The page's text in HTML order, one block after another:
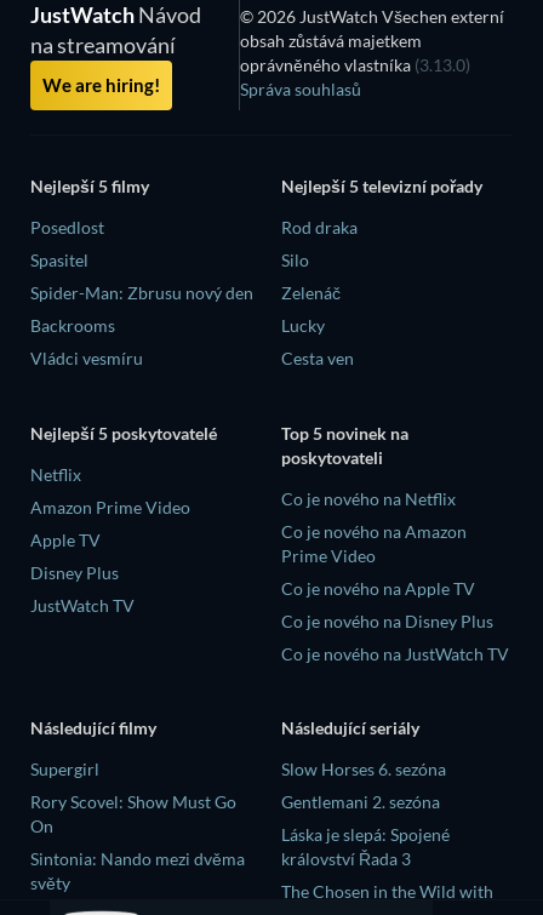
JustWatchNávod
na streamování
We are hiring!
© 2026 JustWatch Všechen externí
obsah zůstává majetkem
oprávněného vlastníka (3.13.0)
Správa souhlasů
Nejlepší 5 filmy
Posedlost
Spasitel
Spider-Man: Zbrusu nový den
Backrooms
Vládci vesmíru
Nejlepší 5 televizní pořady
Rod draka
Silo
Zelenáč
Lucky
Cesta ven
Nejlepší 5 poskytovatelé
Netflix
Amazon Prime Video
Apple TV
Disney Plus
JustWatch TV
Top 5 novinek na
poskytovateli
Co je nového na Netflix
Co je nového na Amazon
Prime Video
Co je nového na Apple TV
Co je nového na Disney Plus
Co je nového na JustWatch TV
Následující filmy
Supergirl
Rory Scovel: Show Must Go
On
Sintonia: Nando mezi dvěma
světy
Následující seriály
Slow Horses 6. sezóna
Gentlemani 2. sezóna
Láska je slepá: Spojené
království Řada 3
The Chosen in the Wild with